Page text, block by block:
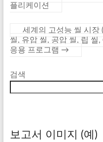
플리케이션
세계의 고성능 씰 시장
씰, 유압 씰, 공압 씰, 립 씰
응용 프로그램 →
검색
보고서 이미지 (예)